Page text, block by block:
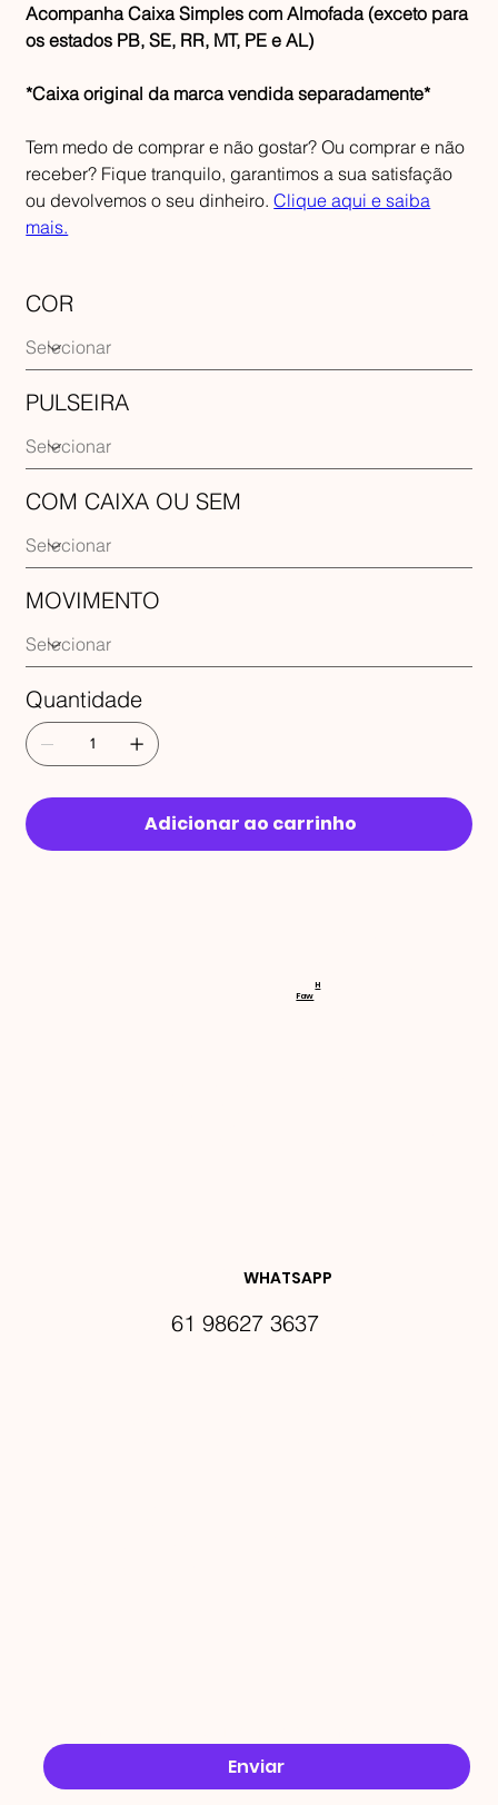
Acompanha Caixa Simples com Almofada (exceto para
os estados PB, SE, RR, MT, PE e AL)
*Caixa original da marca vendida separadamente*
Tem medo de comprar e não gostar? Ou comprar e não
receber? Fique tranquilo, garantimos a sua satisfação
ou devolvemos o seu dinheiro.Clique aqui e saiba
mais.
COR
PULSEIRA
COM CAIXA OU SEM
MOVIMENTO
Quantidade
Adicionar ao carrinho
RECEBA
DES E
Enviar
WHATSAPP
61 98627 3637
Faw
H